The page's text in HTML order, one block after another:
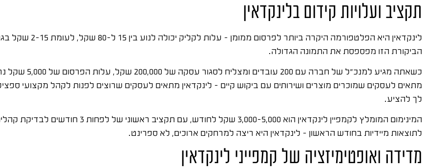
תקציב ועלויות קידום בלינקדאין
לינקדאין היא הפלטפורמה
הביקורת הזו מפספסת את התמונה הגדולה.
כשאתה מגיע למנכ"ל של חברה עם 200 עובדים ומצליח לסגור עסקה של 200,000 שקל, עלות הפרסום של 5,000 שקל נראית שונה לחלוטין.
מתאים לעסקים שמוכרים מוצרים ושירותים עם ביקוש קיים – לינקדאין מתאים לעסקים שרוצים לפנות לקהל מקצועי
לך להציע.
המינימום המומלץ לקמפיין לינקדאין הוא 3,000-5,000
לתוצאות מיידיות בחודש הראשון – לינקדאין היא ריצה למרחקים ארוכים, לא ספרינט.
מדידה ואופטימיזציה של קמפייני לינקדאין